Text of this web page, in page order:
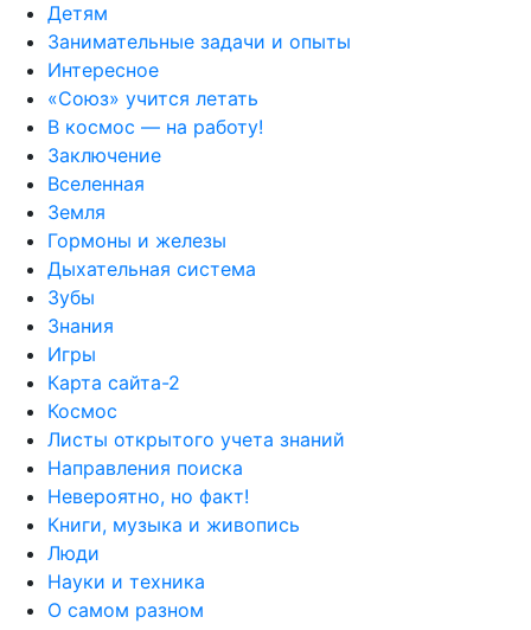
Детям
Занимательные задачи и опыты
Интересное
«Союз» учится летать
В космос — на работу!
Заключение
Вселенная
Земля
Гормоны и железы
Дыхательная система
Зубы
Знания
Игры
Карта сайта-2
Космос
Листы открытого учета знаний
Направления поиска
Невероятно, но факт!
Книги, музыка и живопись
Люди
Науки и техника
О самом разном